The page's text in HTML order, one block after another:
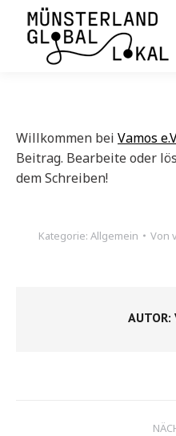
Willkommen bei Vamos
Beitrag. Bearbeite oder
dem Schreiben!
Kategorie: Allgemein Von
AUTOR: